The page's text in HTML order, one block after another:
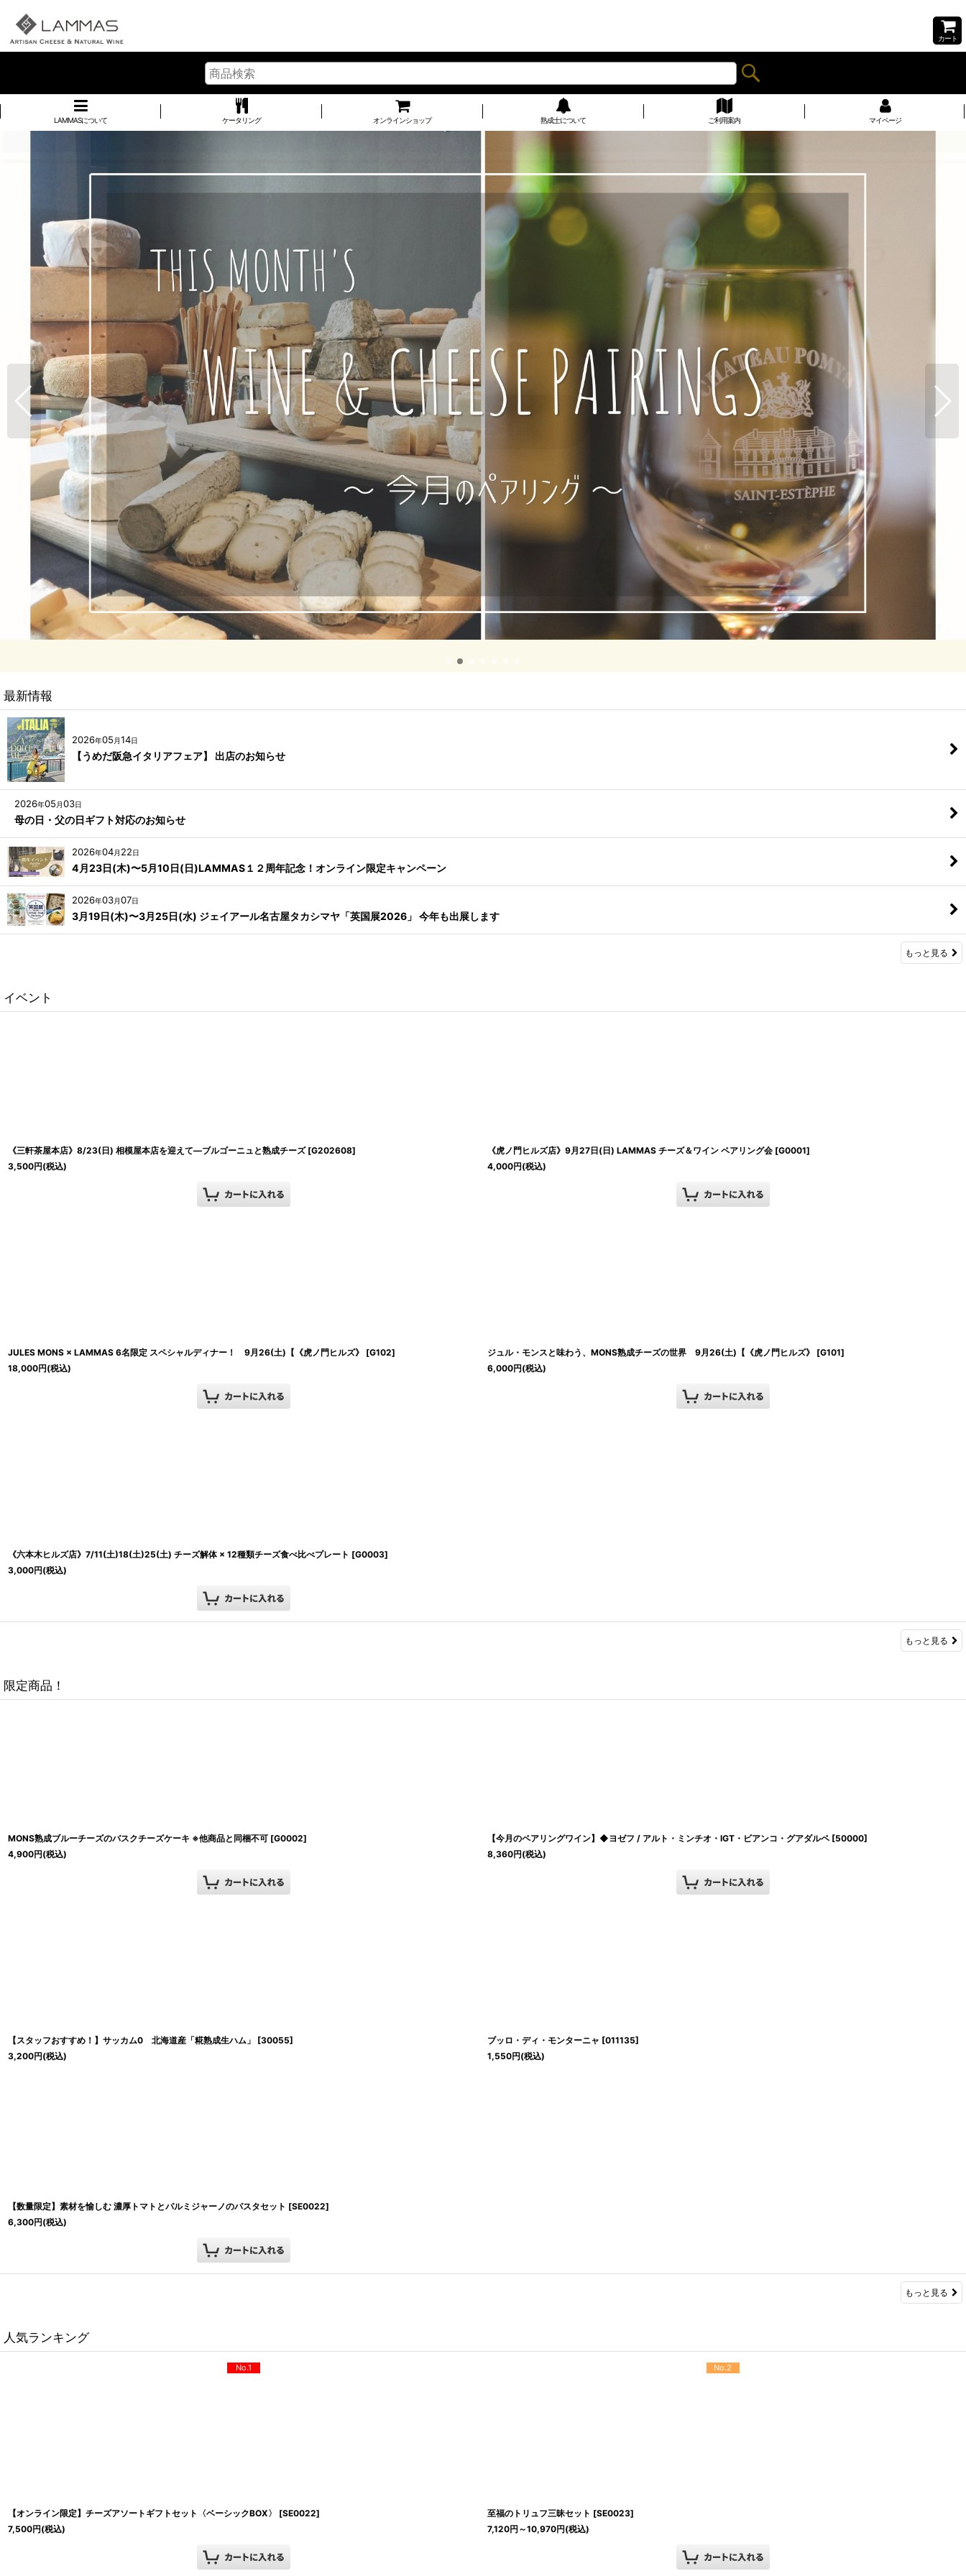
カート
LAMMASについて ケータリング オンラインショップ 熟成士について ご利用案内 マイページ
最新情報
2026年05 月14日
【うめだ阪急イタリアフェア】 出店のお知らせ
2026年05 月03日
母の日・父の日ギフト対応のお知らせ
2026年04月 22日
4月23日(木)〜5月10日(日)LAMMAS１２周年記念！オンライン限定キャンペーン
2026年03月07日
3月19日(木)〜3月25日(水) ジェイアール名古屋タカシマヤ「英国展2026」 今年も出展します
もっと見る
イベント
《三軒茶屋本店》8/23(日) 相模屋本店を迎えて―ブルゴーニュと熟成チーズ [G202608]
3,500円(税込)
《虎ノ門ヒルズ店》9月27日(日) LAMMAS チーズ＆ワイン ペアリング会 [G0001]
4,000円(税込)
JULES MONS × LAMMAS 6名限定 スペシャルディナー！ 9月26(土)【《虎ノ門ヒルズ》 [G102]
18,000円(税込)
ジュル・モンスと味わう、MONS熟成チーズの世界 9月26(土)【《虎ノ門ヒルズ》 [G101]
6,000円(税込)
《六本木ヒルズ店》7/11(土)18(土)25(土) チーズ解体 × 12種類チーズ食べ比べプレート [G0003]
3,000円(税込)
もっと見る
限定商品！
MONS熟成ブルーチーズのバスクチーズケーキ ※他商品と同梱不可 [G0002]
4,900円(税込)
【今月のペアリングワイン】◆ヨゼフ / アルト・ミンチオ・IGT・ビアンコ・グアダルペ [50000]
8,360円(税込)
【スタッフおすすめ！】サッカム0 北海道産「糀熟成生ハム」 [30055]
3,200円(税込)
ブッロ・ディ・モンターニャ [011135]
1,550円(税込)
【数量限定】素材を愉しむ 濃厚トマトとパルミジャーノのパスタセット [SE0022]
6,300円(税込)
もっと見る
人気ランキング
No.1
【オンライン限定】チーズアソートギフトセット〈ベーシックBOX〉 [SE0022]
7,500円(税込)
No.2
至福のトリュフ三昧セット [SE0023]
7,120円 ～10,970円(税込)